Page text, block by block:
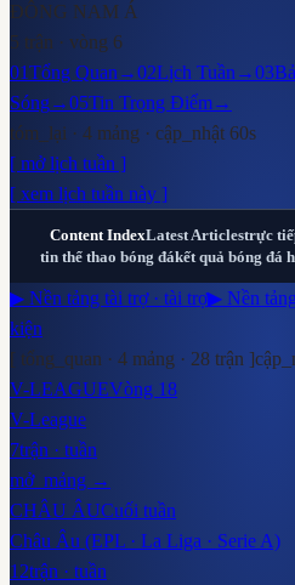
ĐÔNG NAM Á
5 trận · vòng 6
01Tổng Quan →02Lịch Tuần →03
Sóng →05Tin Trọng Điểm→
tóm_lại · 4 mảng · cập_nhật 60s
[ mở lịch tuần ]
[ xem lịch tuần này ]
Content IndexLatest Articlestrực
tin thể thao bóng đákết quả bóng đá
▶ Nền tảng tài trợ · tài trợ▶ Nền
kiện
[ tổng_quan · 4 mảng · 28 trận ]
V-LEAGUEVòng 18
V-League
7trận · tuần
mở_mảng →
CHÂU ÂUCuối tuần
Châu Âu (EPL · La Liga · Serie A)
12trận · tuần